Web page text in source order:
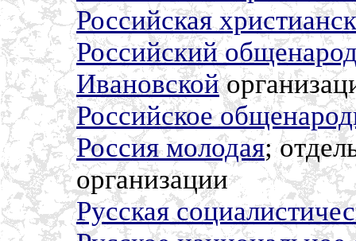
Российская
Российский
Ивановской
Российское
Россия молодая;
организации
Русская